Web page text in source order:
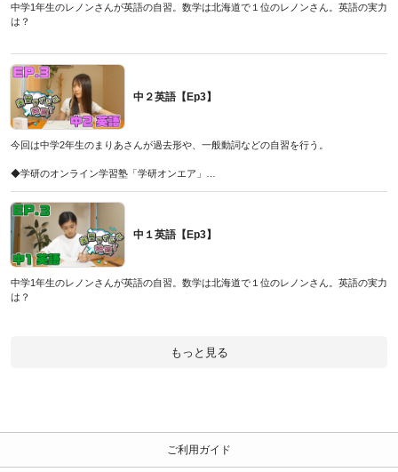
こちら
中学1年生のレノンさんが英語の自習。数学は北海道で１位のレノンさん。英語の実力
は？
こちら
◆今なら夏期講習の受付中！
こちら
◆解説担当・増田先生はYouTubeチャンネル「まっすー先生の英語教室」でも英語の
ぜひチャンネル登録して応援してください！
◆増田先生が監修した問題集「10分動画でスピード攻略高校入試英語」
こちら
中２英語【Ep3】
今回は中学2年生のまりあさんが過去形や、一般動詞などの自習を行う。
◆学研のオンライン学習塾「学研オンエア」
◆今なら夏期講習の受付中！
こちら
◆解説担当・増田先生はYouTubeチャンネル「まっすー先生の英語教室」でも英語の
勉強法や攻略動画を配信して受験生を応援中です！
こちら
◆増田先生が監修した問題集「10分動画でスピード攻略高校入試英語」
中１英語【Ep3】
中学1年生のレノンさんが英語の自習。数学は北海道で１位のレノンさん。英語の実力
は？
◆増田先生が監修した問題集「10分動画でスピード攻略高校入試英語」
こちら
もっと見る
ご利用ガイド